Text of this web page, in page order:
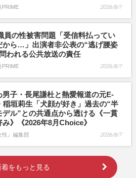
PRIME 2026/8/7
員の性被害問題「受信料払ってい
から…」出演者非公表の“逃げ腰姿
われる公共放送の責任
PRIME 2026/8/7
男子・長尾謙杜と熱愛報道の元E-
垣莉生「犬顔が好き」過去の“半
デル”との共通点から透ける《一貫
み》《2026年8月Choice》
性』編集部 2026/8/7
着をもっと見る